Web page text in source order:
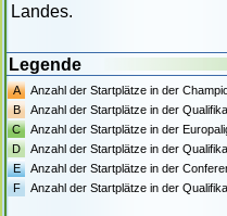
Landes.
Legende
A
Anzahl der Startplätze in der
B
Anzahl der Startplätze in der
C
Anzahl der Startplätze in der
D
Anzahl der Startplätze in der
E
Anzahl der Startplätze in der
F
Anzahl der Startplätze in der